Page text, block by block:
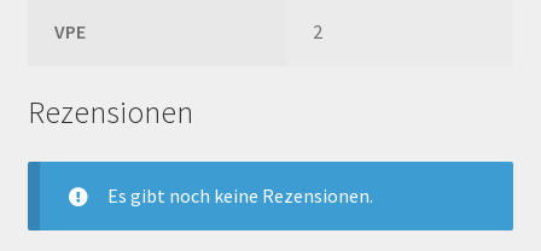
VPE 2
Rezensionen
Es gibt noch keine Rezensionen.